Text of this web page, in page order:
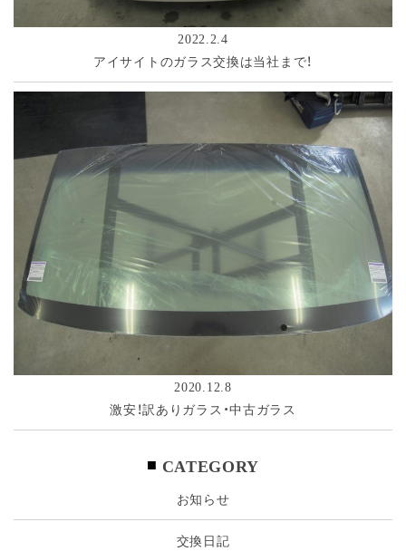
2022.2.4
アイサイトのガラス交換は当社まで！
2020.12.8
激安！訳ありガラス・中古ガラス
CATEGORY
お知らせ
交換日記